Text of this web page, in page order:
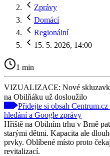
Zprávy
Domácí
Regionální
15. 5. 2026, 14:00
1 min
VIZUALIZACE: Nové
na Obilňáku už dosloužilo
Přidejte si obsah
hledání a Google zprávy
Hřiště na Obilním trhu v Brně
starými dětmi. Kapacita ale
prvky. Oblíbené místo proto
revitalizací.